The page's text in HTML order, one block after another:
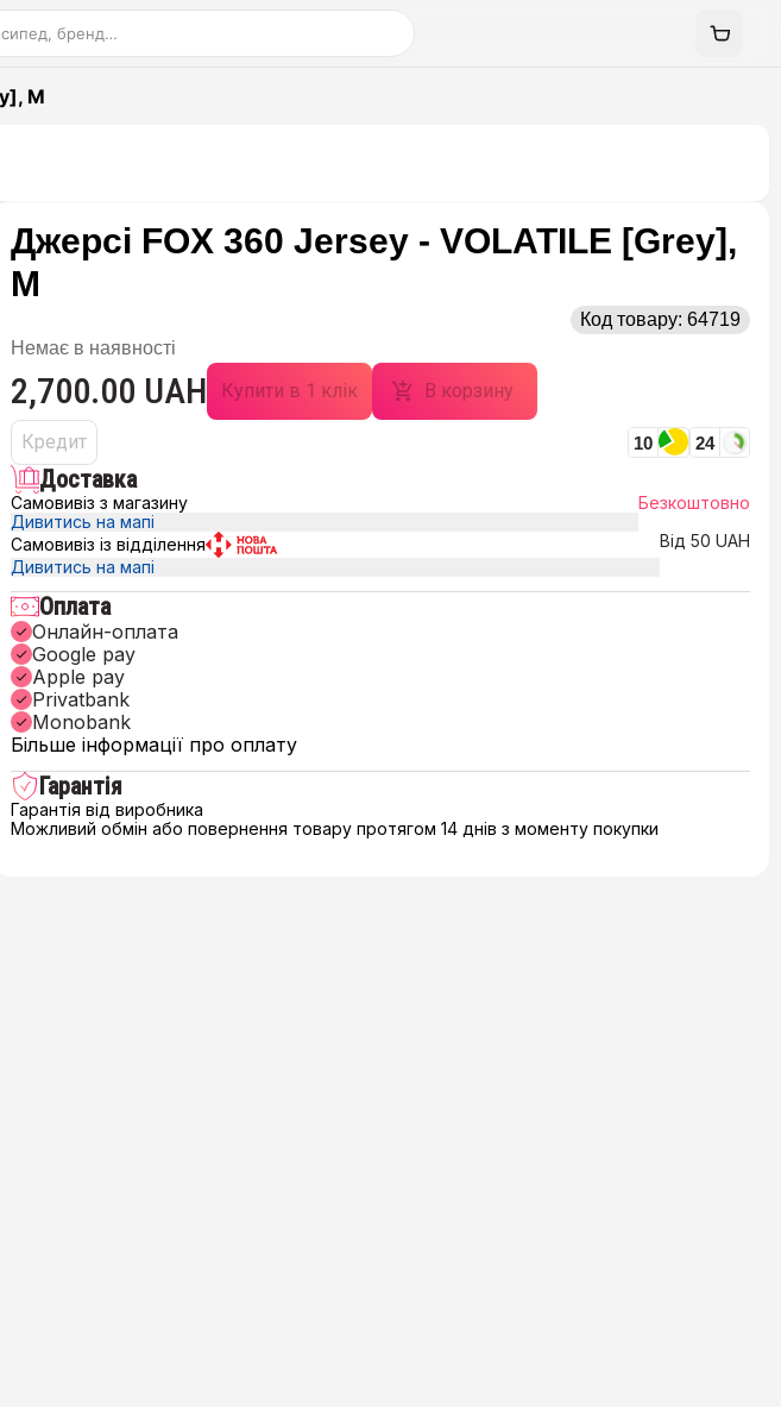
бренд…
M
Джерсі FOX 360 Jersey - VOLATILE [Grey],
M
Код товару: 64719
Немає в наявності
2,700.00 UAH Купити в 1 клік В корзину
Кредит 10 24
Доставка
Самовивіз з магазину
Дивитись на мапі
Безкоштовно
Самовивіз із відділення
Дивитись на мапі
Від 50 UAH
Оплата
Онлайн-оплата
Google pay
Apple pay
Privatbank
Monobank
Більше інформації про оплату
Гарантія
Гарантія від виробника
Можливий обмін або повернення товару протягом 14 днів з моменту покупки